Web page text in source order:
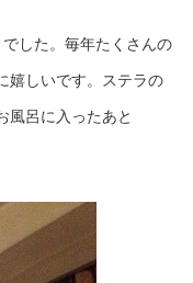
した。毎年たくさんの
嬉しいです。ステラの
風呂に入ったあと